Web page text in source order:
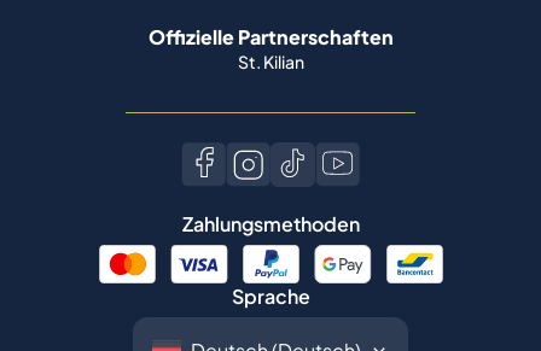
Offizielle Partnerschaften
St. Kilian
Zahlungsmethoden
Sprache